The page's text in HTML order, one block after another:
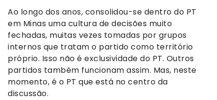
Ao longo dos anos, consolidou-se dentro do PT
em Minas uma cultura de decisões muito
fechadas, muitas vezes tomadas por grupos
internos que tratam o partido como território
próprio. Isso não é exclusividade do PT. Outros
partidos também funcionam assim. Mas, neste
momento, é o PT que está no centro da
discussão.